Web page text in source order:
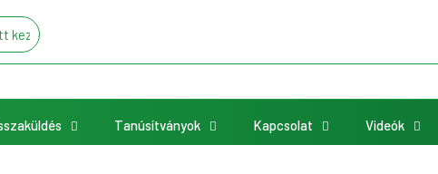
Tanúsítványok Kapcsolat Videók